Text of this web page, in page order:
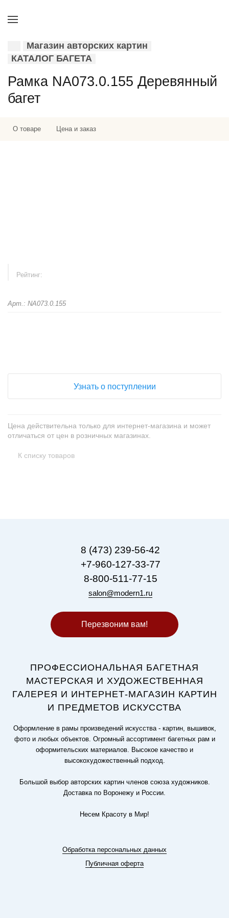
Магазин авторских картин
КАТАЛОГ БАГЕТА
Рамка NA073.0.155 Деревянный
багет
О товаре Цена и заказ
Рейтинг:
Арт.: NA073.0.155
Узнать о поступлении
Цена действительна только для интернет-магазина и может
отличаться от цен в розничных магазинах.
К списку товаров
8 (473) 239-56-42
+7-960-127-33-77
8-800-511-77-15
salon@modern1.ru
Перезвоним вам!
ПРОФЕССИОНАЛЬНАЯ БАГЕТНАЯ
МАСТЕРСКАЯ И ХУДОЖЕСТВЕННАЯ
ГАЛЕРЕЯ И ИНТЕРНЕТ-МАГАЗИН КАРТИН
И ПРЕДМЕТОВ ИСКУССТВА
Оформление в рамы произведений искусства - картин, вышивок,
фото и любых объектов. Огромный ассортимент багетных рам и
оформительских материалов. Высокое качество и
высокохудожественный подход.
Большой выбор авторских картин членов союза художников.
Доставка по Воронежу и России.
Несем Красоту в Мир!
Обработка персональных данных
Публичная оферта